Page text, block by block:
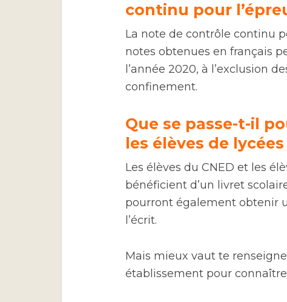
continu pour
La note de contrôle continu
notes obtenues en français
l’année 2020, à l’exclusion
confinement.
Que se passe-t-il
les élèves de
Les élèves du CNED et les
bénéficient d’un livret
pourront également obtenir
l’écrit.
Mais mieux vaut te
établissement pour